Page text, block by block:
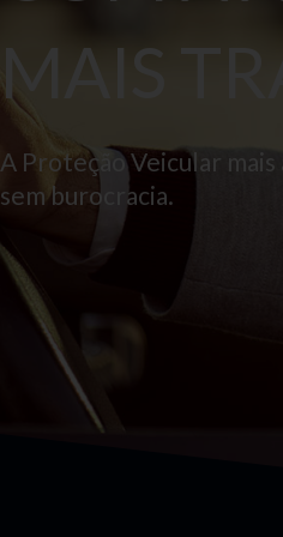
MAIS
A Proteção Veicular
sem burocracia.